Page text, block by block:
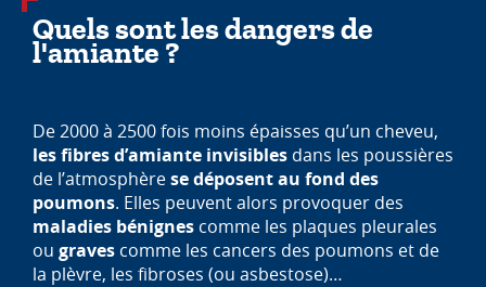
Quels sont les dangers de
l'amiante ?
De 2000 à 2500 fois moins épaisses qu’un cheveu,
les fibres d’amiante invisibles dans les poussières
de l’atmosphèrese déposent au fond des
poumons. Elles peuvent alors provoquer des
maladies bénignes comme les plaques pleurales
ou graves comme les cancers des poumons et de
la plèvre, les fibroses (ou asbestose)…